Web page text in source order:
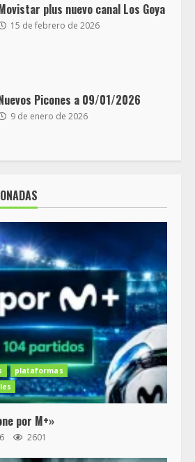
plus nuevo canal Los Goya
15 de febrero de 2026
Picones a 09/01/2026
9 de enero de 2026
plataformas
por M+»
2601